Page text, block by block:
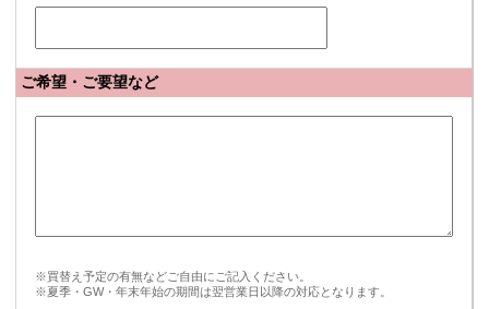
ご希望・ご要望など
※買替え予定の有無などご自由にご記入ください。
※夏季・GW・年末年始の期間は翌営業日以降の対応となります。